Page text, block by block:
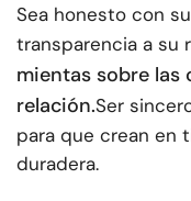
Sea honesto con
transparencia a su
mientas sobre las
relación.Ser
para que crean en
duradera.